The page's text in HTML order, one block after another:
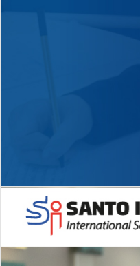
Novidades 2026 High School